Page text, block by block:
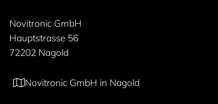
Novitronic GmbH
Hauptstrasse 56
72202 Nagold
Novitronic GmbH in Nagold